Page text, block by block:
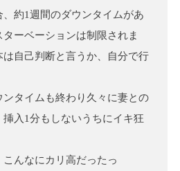
約1週間のダウンタイムがあ
ターベーションは制限されま
は自己判断と言うか、自分で行
ンタイムも終わり久々に妻との
入1分もしないうちにイキ狂
こんなにカリ高だったっ